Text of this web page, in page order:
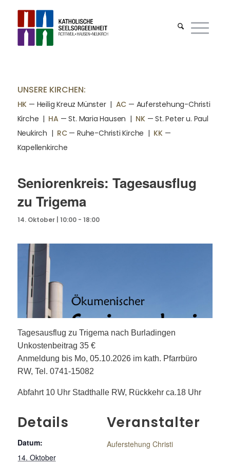
UNSERE KIRCHEN:
HK — Heilig Kreuz Münster | AC — Auferstehung-Christi
Kirche | HA — St. Maria Hausen | NK— St. Peter u. Paul
Neukirch | RC— Ruhe-Christi Kirche | KK—
Kapellenkirche
Seniorenkreis: Tagesausflug
zu Trigema
14. Oktober | 10:00- 18:00
Tagesausflug zu Trigema nach Burladingen
Unkostenbeitrag 35 €
Anmeldung bis Mo, 05.10.2026 im kath. Pfarrbüro
RW, Tel. 0741-15082
Abfahrt 10 Uhr Stadthalle RW, Rückkehr ca.18 Uhr
Details
Datum:
14. Oktober
Veranstalter
Auferstehung Christi